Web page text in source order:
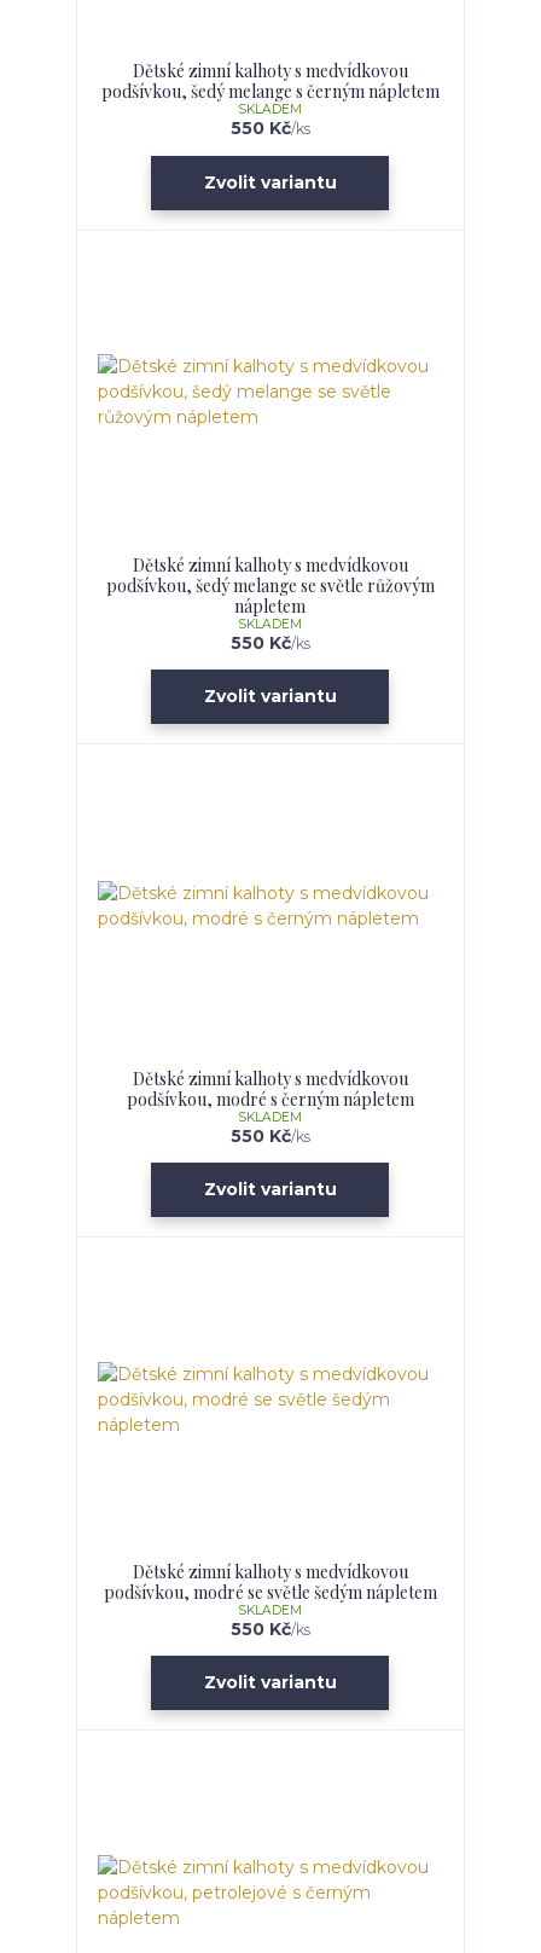
Dětské zimní kalhoty s medvídkovou
podšívkou, šedý melange s černým nápletem
550 Kč/ks
SKLADEM
Zvolit variantu
Dětské zimní kalhoty s medvídkovou
podšívkou, šedý melange se světle růžovým
nápletem
550 Kč/ks
SKLADEM
Zvolit variantu
Dětské zimní kalhoty s medvídkovou
podšívkou, modré s černým nápletem
550 Kč/ks
SKLADEM
Zvolit variantu
Dětské zimní kalhoty s medvídkovou
podšívkou, modré se světle šedým nápletem
550 Kč/ks
SKLADEM
Zvolit variantu